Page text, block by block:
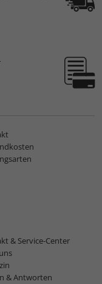
& Service-Center
& Antworten